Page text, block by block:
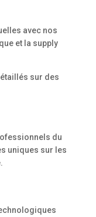
avec nos
et la supply
sur des
du
uniques sur les